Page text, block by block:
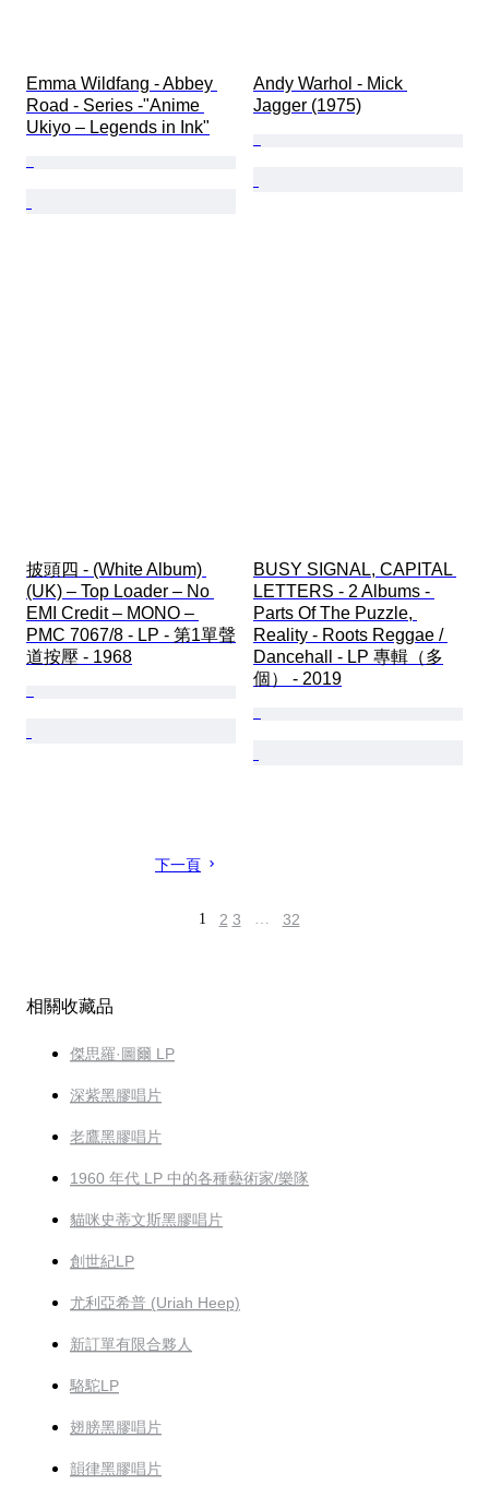
Emma Wildfang - Abbey
Road - Series -"Anime
Ukiyo – Legends in Ink"
Andy Warhol - Mick
Jagger (1975)
披頭四 - (White Album)
(UK) – Top Loader – No
EMI Credit – MONO –
PMC 7067/8 - LP - 第1單聲
道按壓 - 1968
BUSY SIGNAL, CAPITAL
LETTERS - 2 Albums -
Parts Of The Puzzle,
Reality - Roots Reggae /
Dancehall - LP 專輯（多
個） - 2019
下一頁
1 2 3 … 32
相關收藏品
傑思羅·圖爾 LP
深紫黑膠唱片
老鷹黑膠唱片
1960 年代 LP 中的各種藝術家/樂隊
貓咪史蒂文斯黑膠唱片
創世紀LP
尤利亞希普 (Uriah Heep)
新訂單有限合夥人
駱駝LP
翅膀黑膠唱片
韻律黑膠唱片